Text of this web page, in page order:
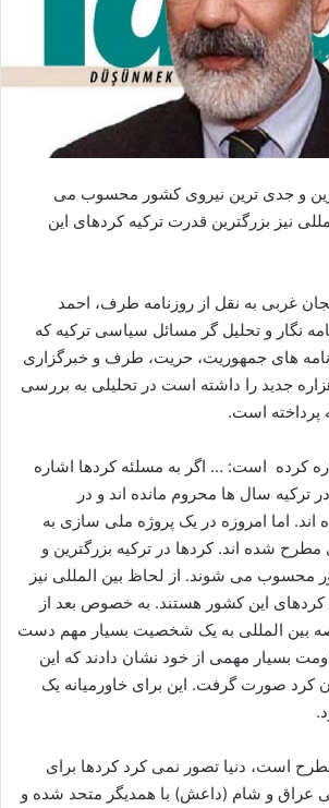
و جدی ترین نیروی کشور محسوب می
نیز بزرگترین قدرت ترکیه کردهای این
غربی به نقل از روزنامه طرف، احمد
نگار و تحلیل گر مسائل سیاسی ترکیه که
های جمهوریت، حریت، طرف و خبرگزاری
جدید را داشته است در تحلیلی به بررسی
پرداخته است.
کرده است: … اگر به مسلئه کردها اشاره
ترکیه سال ها محروم مانده اند و در
اما امروزه در یک پروژه ملی سازی به
مطرح شده اند. کردها در ترکیه بزرگترین و
محسوب می شوند. از لحاظ بین المللی نیز
کردهای این کشور هستند. به خصوص بعد از
بین المللی به یک شخصیت بسیار مهم دست
بسیار مهمی از خود نشان دادند که این
کرد صورت گرفت. این برای خاورمیانه یک
است، دنیا تصور نمی کرد کردها برای
عراق و شام (داعش) با همدیگر متحد شده و